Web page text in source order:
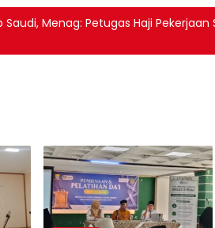
Saudi, Menag: Petugas Haji